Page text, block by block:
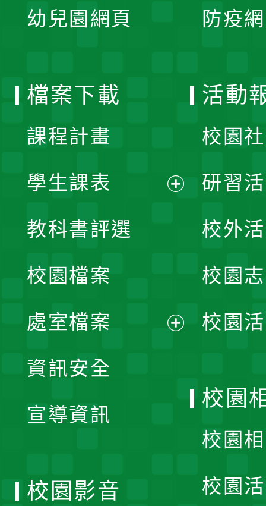
幼兒園網頁 防疫
檔案下載
課程計畫
學生課表
單
教科書評選
校園檔案
處室檔案
資訊安全
宣導資訊
活動
校園
研習
校外
校園
校園
校園
校園
校園
校園影音